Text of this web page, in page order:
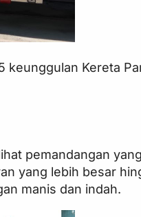
keunggulan Kereta
pemandangan
yang lebih besar
manis dan indah.